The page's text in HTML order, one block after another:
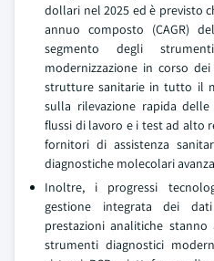
dollari nel 2025 ed è previsto
annuo composto (CAGR)
segmento degli
modernizzazione in corso
strutture sanitarie in tutto il
sulla rilevazione rapida
flussi di lavoro e i test ad alto
fornitori di assistenza
diagnostiche molecolari
Inoltre, i progressi
gestione integrata dei
prestazioni analitiche
strumenti diagnostici